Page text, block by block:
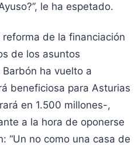
le ha espetado.
de la financiación
de los asuntos
ha vuelto a
beneficiosa para Asturias
en 1.500 millones-,
a la hora de oponerse
“Un no como una casa de